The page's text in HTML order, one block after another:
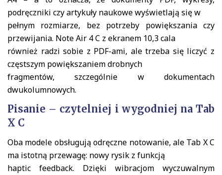
podręczniki czy artykuły naukowe wyświetlają się w
pełnym rozmiarze, bez potrzeby powiększania czy
przewijania. Note Air 4 C z ekranem 10,3 cala
również radzi sobie z PDF-ami, ale trzeba się liczyć z
częstszym powiększaniem drobnych
fragmentów, szczególnie w dokumentach
dwukolumnowych.
Pisanie – czytelniej i wygodniej na Tab
X C
Oba modele obsługują odręczne notowanie, ale Tab X C
ma istotną przewagę: nowy rysik z funkcją
haptic feedback. Dzięki wibracjom wyczuwalnym